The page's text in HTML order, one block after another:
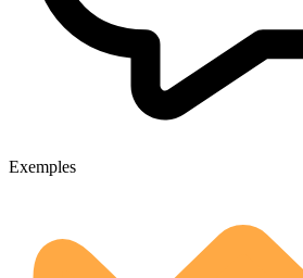
Exemples